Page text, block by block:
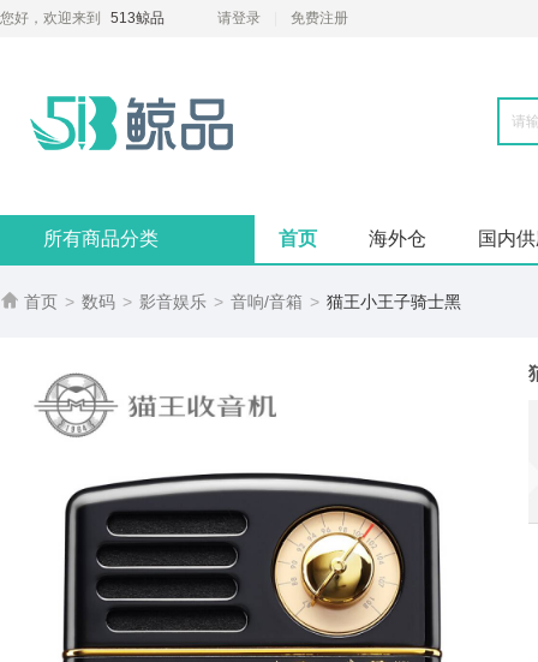
您好，欢迎来到 513鲸品 请登录 免费注册
所有商品分类 首页 海外仓 国内
 首页 > 数码 > 影音娱乐 > 音响/音箱 > 猫王小王子骑士黑